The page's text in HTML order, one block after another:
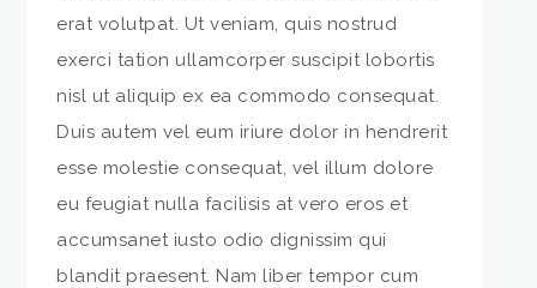
erat volutpat. Ut veniam, quis nostrud
exerci tation ullamcorper suscipit lobortis
nisl ut aliquip ex ea commodo consequat.
Duis autem vel eum iriure dolor in hendrerit
esse molestie consequat, vel illum dolore
eu feugiat nulla facilisis at vero eros et
accumsanet iusto odio dignissim qui
blandit praesent. Nam liber tempor cum